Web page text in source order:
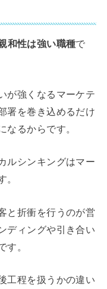
和性は強い職種で
が強くなるマーケテ
署を巻き込めるだけ
なるからです。
ルシンキングはマー
。
と折衝を行うのが営
ディングや引き合い
す。
工程を扱うかの違い